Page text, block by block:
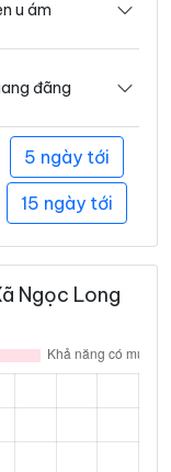
u ám
đãng
5 ngày tới
15 ngày tới
Ngọc Long